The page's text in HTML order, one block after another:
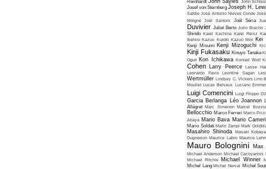
Reinhardt John Sayles John
Josef von Sternberg Joseph H.
Safdie José Antonio Nieves Conde
Moigné Joël Santoni Joël Séria
Duvivier Juliet Berto Julio Bracho
Shindo Karel Kachina Karel Reisz
Ikehiro Kazuo Kuroki Kazuo Mori Kei
Kenji Misumi Kenji Mizoguchi
Kinji Fukasaku Kinuyo Tanaka
Oguri Kon Ichikawa Konrad Wolf
Cohen Larry Peerce
Lasse
Leonardo Favio
Leontine Sagan
Wertmüller Lindsey C. Vickers Lino
Moullet Lucas Belvaux Luciano Emmer
Luigi Comencini Luigi Filippo
Garcia Berlanga Léo Joannon
Allégret Marc Simenon Marcel
Bellocchio Marco Ferreri Marco Pico
Abaya Mario Bava Mario
Mario Soldati Mario Zampi Mark
Masahiro Shinoda Masaki
Dugowson Maurice Labro Maurice
Mauro Bolognini Max
Michael Anderson Michael Cacoyannis
Michael Ritchie Michael Winner
Michel Lang Michel Nerval Michel